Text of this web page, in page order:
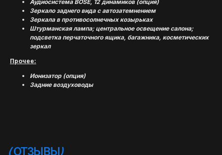
Аудиосистема BOSE, 12 динамиков (опция)
Зеркало заднего вида с автозатемнением
Зеркала в противосолнечных козырьках
Штурманская лампа; центральное освещение салона;
подсветка перчаточного ящика, багажника, косметических
зеркал
Прочее:
Ионизатор (опция)
Задние воздуховоды
УСПЕШНЫЕ ИСТОРИИ)